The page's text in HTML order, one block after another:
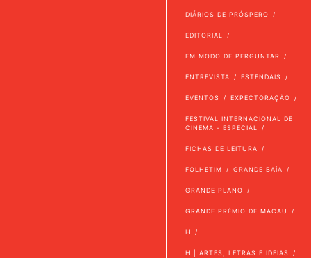
DIÁRIOS DE PRÓSPERO
EDITORIAL
EM MODO DE PERGUNTAR
ENTREVISTA ESTENDAIS
EVENTOS EXPECTORAÇÃO
FESTIVAL INTERNACIONAL DE
CINEMA - ESPECIAL
FICHAS DE LEITURA
FOLHETIM GRANDE BAÍA
GRANDE PLANO
GRANDE PRÉMIO DE MACAU
H
H | ARTES, LETRAS E IDEIAS